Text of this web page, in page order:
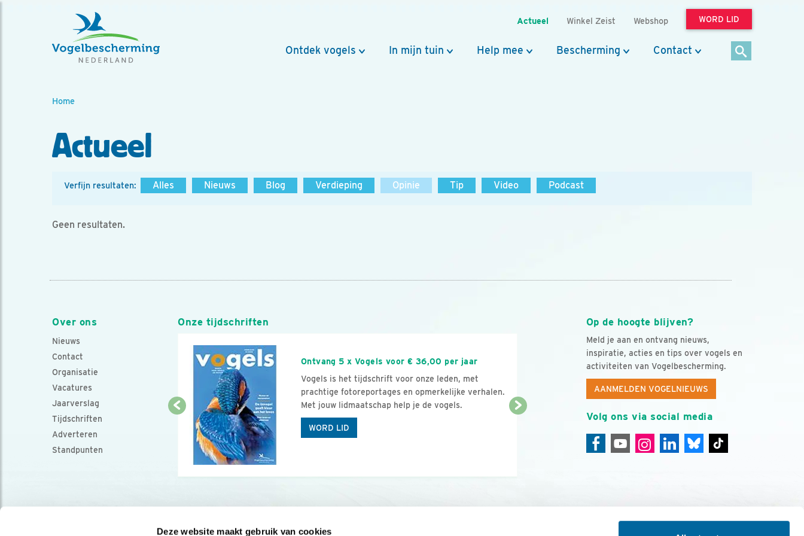
Deze website maakt gebruik van cookies
Actueel Winkel Zeist Webshop WORD LID
Ontdek vogels In mijn tuin Help mee Bescherming Contact
Home
Actueel
Verfijn resultaten: Alles Nieuws Blog Verdieping Opinie Tip Video Podcast
Geen resultaten.
Over ons
Nieuws
Contact
Organisatie
Vacatures
Jaarverslag
Tijdschriften
Adverteren
Standpunten
Op de hoogte blijven?
Meld je aan en ontvang nieuws,
inspiratie, acties en tips over vogels en
activiteiten van Vogelbescherming.
AANMELDEN VOGELNIEUWS
Volg ons via social media
Onze tijdschriften
Ontvang 5 x Vogels voor € 36,00 per jaar
Vogels is het tijdschrift voor onze leden, met
prachtige fotoreportages en opmerkelijke verhalen.
Met jouw lidmaatschap help je de vogels.
WORD LID